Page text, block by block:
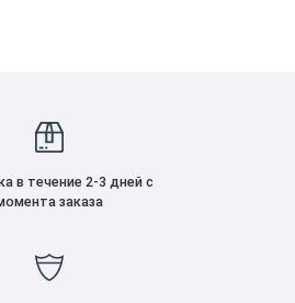
в течение 2-3 дней с
заказа